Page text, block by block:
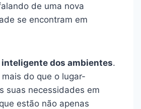
de uma nova
se encontram em
dos ambientes.
do que o lugar-
suas necessidades em
estão não apenas